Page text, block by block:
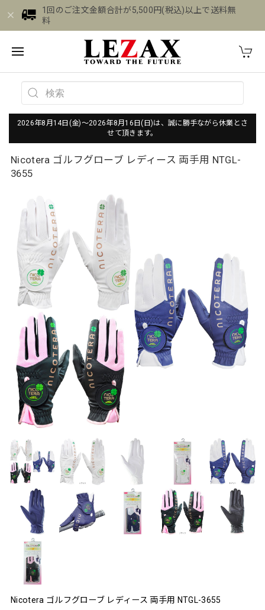
1回のご注文金額合計が5,500円(税込)以上で送料無
料
2026年8月14日(金)～2026年8月16日(日)は、誠に勝手ながら休業とさ
せて頂きます。
Nicotera ゴルフグローブ レディース 両手用 NTGL-
3655
Nicotera ゴルフグローブ レディース 両手用 NTGL-3655